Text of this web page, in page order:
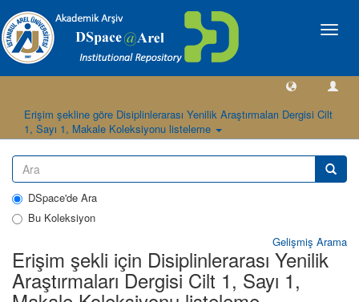
Geçiş
Erişim şekline göre Disiplinlerarası Yenilik Araştırmaları Dergisi Cilt
1, Sayı 1, Makale Koleksiyonu listeleme
DSpace'de Ara
Bu Koleksiyon
Gelişmiş Arama
Erişim şekli için Disiplinlerarası Yenilik
Araştırmaları Dergisi Cilt 1, Sayı 1,